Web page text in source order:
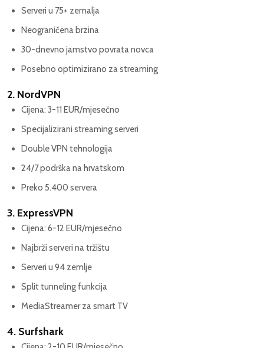
Serveri u 75+ zemalja
Neograničena brzina
30-dnevno jamstvo povrata novca
Posebno optimizirano za streaming
2. NordVPN
Cijena: 3-11 EUR/mjesečno
Specijalizirani streaming serveri
Double VPN tehnologija
24/7 podrška na hrvatskom
Preko 5.400 servera
3. ExpressVPN
Cijena: 6-12 EUR/mjesečno
Najbrži serveri na tržištu
Serveri u 94 zemlje
Split tunneling funkcija
MediaStreamer za smart TV
4. Surfshark